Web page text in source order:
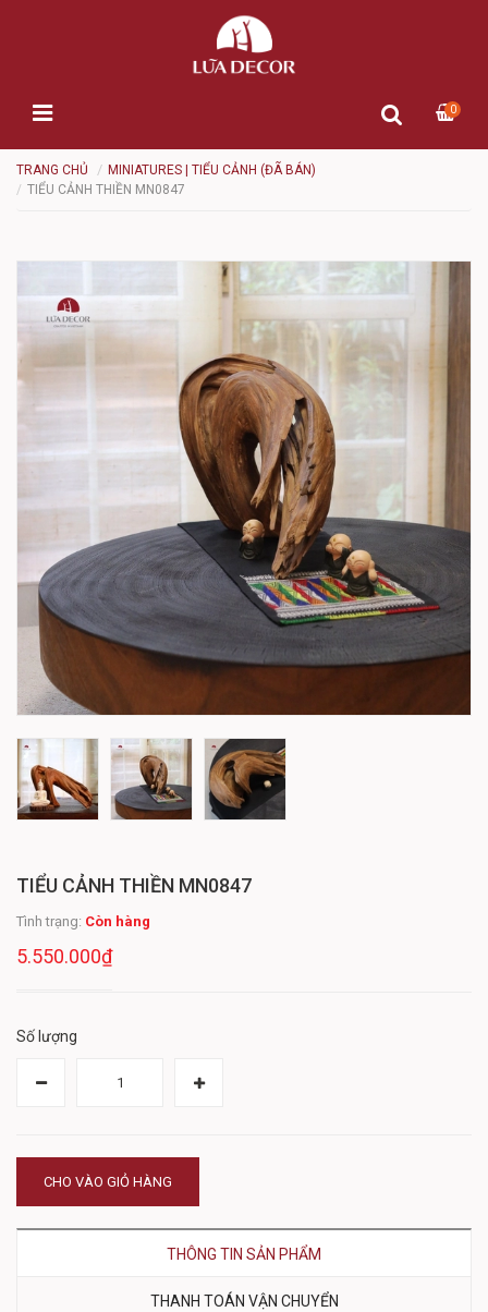
0
TRANG CHỦ
MINIATURES | TIỂU CẢNH (ĐÃ BÁN)
TIỂU CẢNH THIỀN MN0847
TIỂU CẢNH THIỀN MN0847
Tình trạng: Còn hàng
5.550.000₫
Số lượng
CHO VÀO GIỎ HÀNG
THÔNG TIN SẢN PHẨM
THANH TOÁN VẬN CHUYỂN